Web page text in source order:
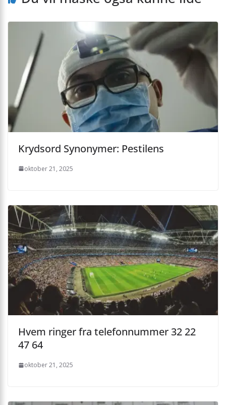
Krydsord Synonymer: Pestilens
oktober 21, 2025
Hvem ringer fra telefonnummer 32 22
47 64
oktober 21, 2025